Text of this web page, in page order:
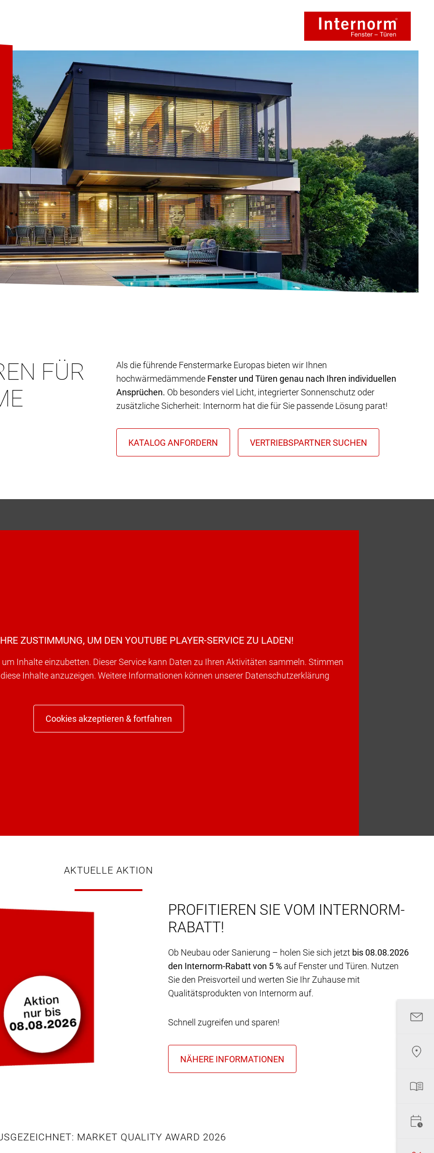
FÜR
Als die führende Fenstermarke Europas bieten wir Ihnen
hochwärmedämmende Fenster und Türen genau nach Ihren individuellen
Ansprüchen. Ob besonders viel Licht, integrierter Sonnenschutz oder
zusätzliche Sicherheit: Internorm hat die für Sie passende Lösung parat!
ZUSTIMMUNG, UM DEN YOUTUBE PLAYER-SERVICE ZU LADEN!
um Inhalte einzubetten. Dieser Service kann Daten zu Ihren Aktivitäten sammeln. Stimmen
Inhalte anzuzeigen. Weitere Informationen können unserer Datenschutzerklärung
Cookies akzeptieren & fortfahren
AKTUELLE AKTION
PROFITIEREN SIE VOM INTERNORM-
RABATT!
Ob Neubau oder Sanierung – holen Sie sich jetzt bis 08.08.2026
den Internorm-Rabatt von 5 % auf Fenster und Türen. Nutzen
Sie den Preisvorteil und werten Sie Ihr Zuhause mit
Qualitätsprodukten von Internorm auf.
Schnell zugreifen und sparen!
MARKET QUALITY AWARD 2026